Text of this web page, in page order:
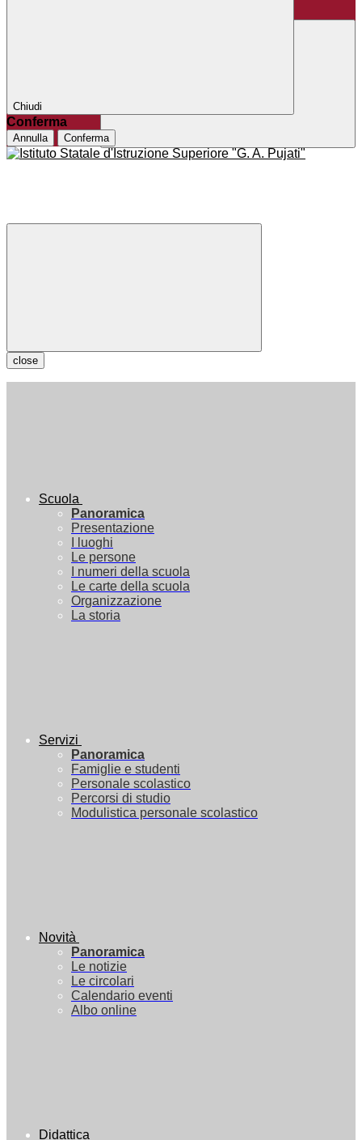
Chiudi
Conferma
Annulla Conferma
close
Scuola
Panoramica
Presentazione
I luoghi
Le persone
I numeri della scuola
Le carte della scuola
Organizzazione
La storia
Servizi
Panoramica
Famiglie e studenti
Personale scolastico
Percorsi di studio
Modulistica personale scolastico
Novità
Panoramica
Le notizie
Le circolari
Calendario eventi
Albo online
Didattica